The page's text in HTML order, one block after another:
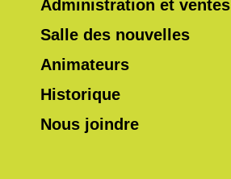
Administration et ventes
Salle des nouvelles
Animateurs
Historique
Nous joindre